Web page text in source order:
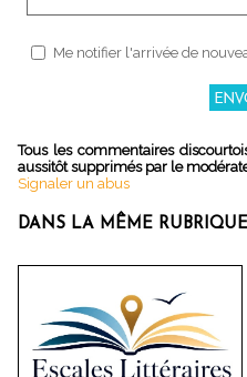
Me notifier l'arrivée de
Tous les commentaires
aussitôt supprimés par le
Signaler un abus
DANS LA MÊME